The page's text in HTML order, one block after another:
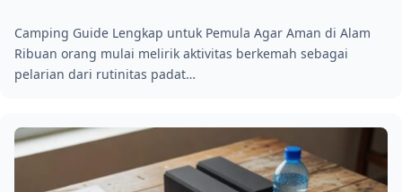
Camping Guide Lengkap untuk Pemula Agar Aman di Alam
Ribuan orang mulai melirik aktivitas berkemah sebagai
pelarian dari rutinitas padat…